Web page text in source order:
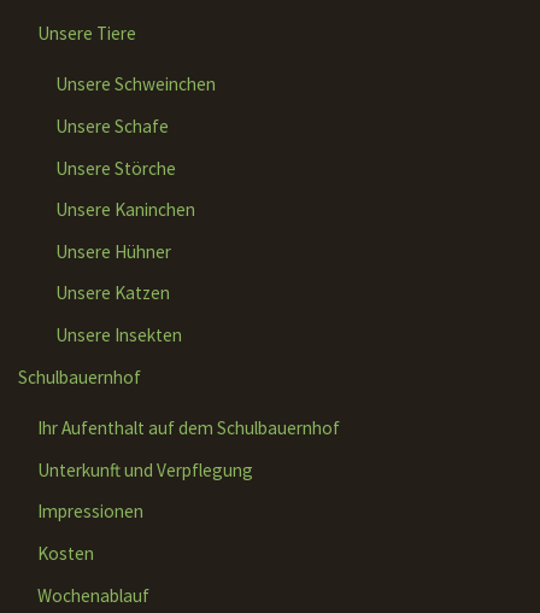
Unsere Tiere
Unsere Schweinchen
Unsere Schafe
Unsere Störche
Unsere Kaninchen
Unsere Hühner
Unsere Katzen
Unsere Insekten
Schulbauernhof
Ihr Aufenthalt auf dem Schulbauernhof
Unterkunft und Verpflegung
Impressionen
Kosten
Wochenablauf